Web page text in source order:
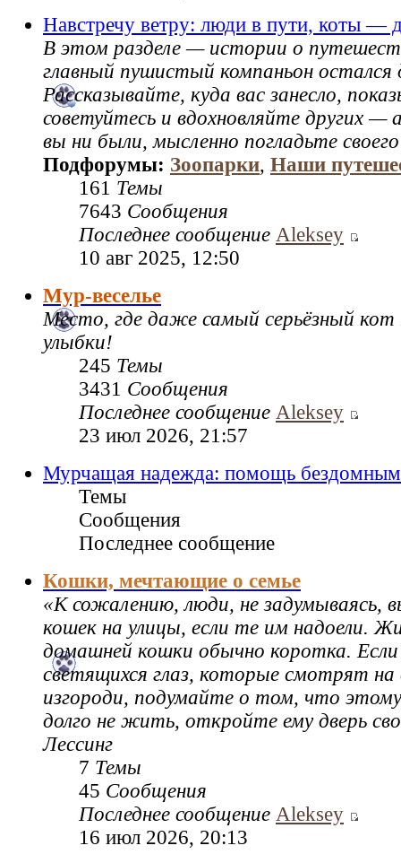
Навстречу ветру: люди в пути, коты —
В этом разделе — истории о
главный пушистый компаньон остался
Рассказывайте, куда вас занесло,
советуйтесь и вдохновляйте других —
вы ни были, мысленно погладьте
Подфорумы: Зоопарки, Наши
161 Темы
7643 Сообщения
Последнее сообщение Aleksey
10 авг 2025, 12:50
Мур-веселье
Место, где даже самый серьёзный
улыбки!
245 Темы
3431 Сообщения
Последнее сообщение Aleksey
23 июл 2026, 21:57
Мурчащая надежда: помощь
Темы
Сообщения
Последнее сообщение
Кошки, мечтающие о семье
«К сожалению, люди, не задумываясь,
кошек на улицы, если те им надоели.
домашней кошки обычно коротка.
светящихся глаз, которые смотрят на
изгороди, подумайте о том, что
долго не жить, откройте ему дверь
Лессинг
7 Темы
45 Сообщения
Последнее сообщение Aleksey
16 июл 2026, 20:13